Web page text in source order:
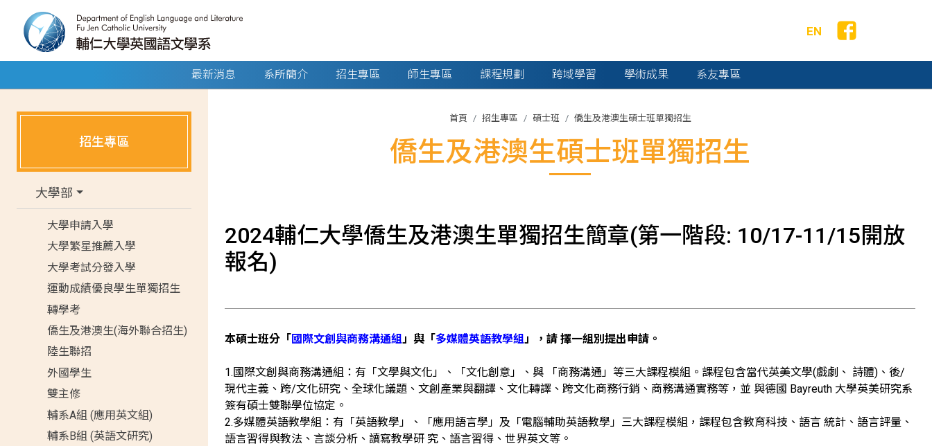
EN
最新消息 系所簡介 招生專區 師生專區 課程規劃 跨域學習 學術成果 系友專區
招生專區
大學部
大學申請入學
大學繁星推薦入學
大學考試分發入學
運動成績優良學生單獨招生
轉學考
僑生及港澳生(海外聯合招生)
陸生聯招
外國學生
雙主修
輔系A組 (應用英文組)
輔系B組 (英語文研究)
首頁 招生專區 碩士班 僑生及港澳生碩士班單獨招生
僑生及港澳生碩士班單獨招生
2024輔仁大學僑生及港澳生單獨招生簡章(第一階段: 10/17-11/15開放
報名)
本碩士班分「國際文創與商務溝通組」與「多媒體英語教學組」，請 擇一組別提出申請。
1.國際文創與商務溝通組：有「文學與文化」、「文化創意」、與 「商務溝通」等三大課程模組。課程包含當代英美文學(戲劇、 詩體)、後/
現代主義、跨/文化研究、全球化議題、文創產業與翻譯、文化轉譯、跨文化商務行銷、商務溝通實務等，並 與德國 Bayreuth 大學英美研究系
簽有碩士雙聯學位協定。
2.多媒體英語教學組：有「英語教學」、「應用語言學」及「電腦輔助英語教學」三大課程模組，課程包含教育科技、語言 統計、語言評量、
語言習得與教法、言談分析、讀寫教學研 究、語言習得、世界英文等。